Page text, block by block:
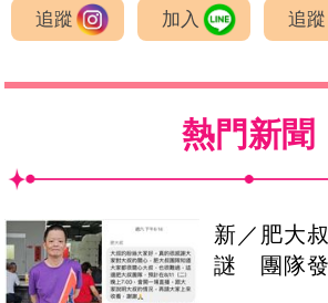
追蹤 加入 追蹤
熱門新聞
新／肥大
謎 團隊發